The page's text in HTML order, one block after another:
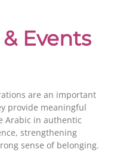
Events
are an important
provide meaningful
Arabic in authentic
strengthening
sense of belonging.